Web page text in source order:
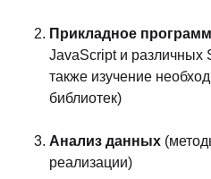
Прикладное
JavaScript и различных
также изучение
библиотек)
Анализ данных
реализации)